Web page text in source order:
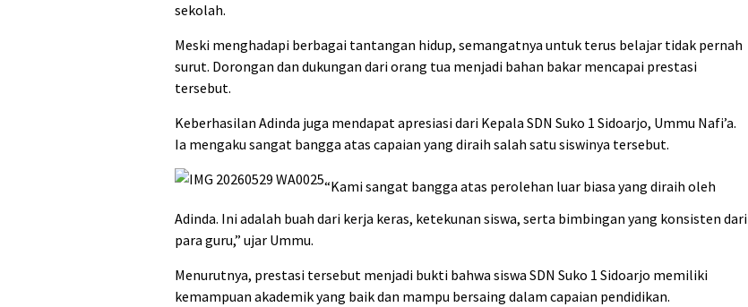
sekolah.
Meski menghadapi berbagai tantangan hidup, semangatnya untuk terus belajar tidak pernah
surut. Dorongan dan dukungan dari orang tua menjadi bahan bakar mencapai prestasi
tersebut.
Keberhasilan Adinda juga mendapat apresiasi dari Kepala SDN Suko 1 Sidoarjo, Ummu Nafi’a.
Ia mengaku sangat bangga atas capaian yang diraih salah satu siswinya tersebut.
“Kami sangat bangga atas perolehan luar biasa yang diraih oleh
Adinda. Ini adalah buah dari kerja keras, ketekunan siswa, serta bimbingan yang konsisten dari
para guru,” ujar Ummu.
Menurutnya, prestasi tersebut menjadi bukti bahwa siswa SDN Suko 1 Sidoarjo memiliki
kemampuan akademik yang baik dan mampu bersaing dalam capaian pendidikan.